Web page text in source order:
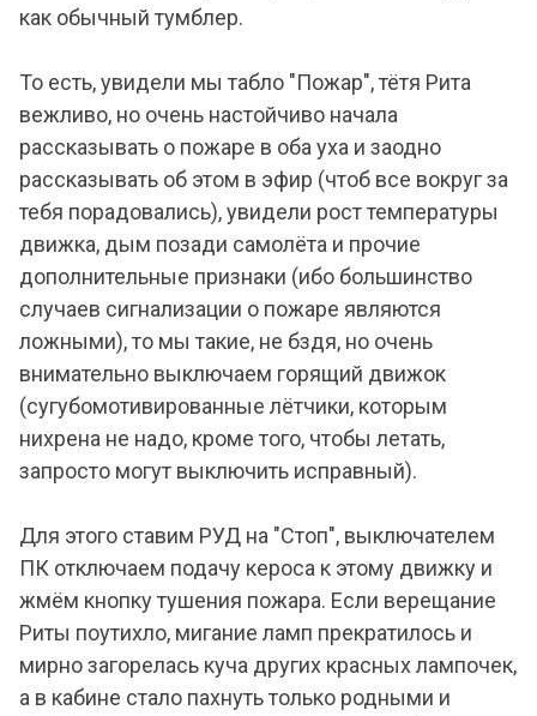
как обычный тумблер.
То есть, увидели мы табло "Пожар", тётя Рита
вежливо, но очень настойчиво начала
рассказывать о пожаре в оба уха и заодно
рассказывать об этом в эфир (чтоб все вокруг за
тебя порадовались), увидели рост температуры
движка, дым позади самолёта и прочие
дополнительные признаки (ибо большинство
случаев сигнализации о пожаре являются
ложными), то мы такие, не бздя, но очень
внимательно выключаем горящий движок
(сугубомотивированные лётчики, которым
нихрена не надо, кроме того, чтобы летать,
запросто могут выключить исправный).
Для этого ставим РУД на "Стоп", выключателем
ПК отключаем подачу кероса к этому движку и
жмём кнопку тушения пожара. Если верещание
Риты поутихло, мигание ламп прекратилось и
мирно загорелась куча других красных лампочек,
а в кабине стало пахнуть только родными и